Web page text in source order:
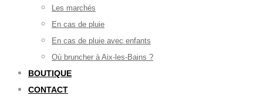
Les marchés
En cas de pluie
En cas de pluie avec enfants
Où bruncher à Aix-les-Bains ?
BOUTIQUE
CONTACT